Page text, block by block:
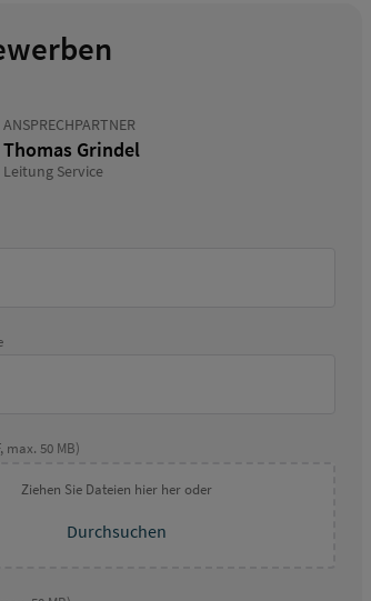
ANSPRECHPARTNER
Thomas Grindel
Leitung Service
max. 50 MB)
Ziehen Sie Dateien hier her oder
Durchsuchen